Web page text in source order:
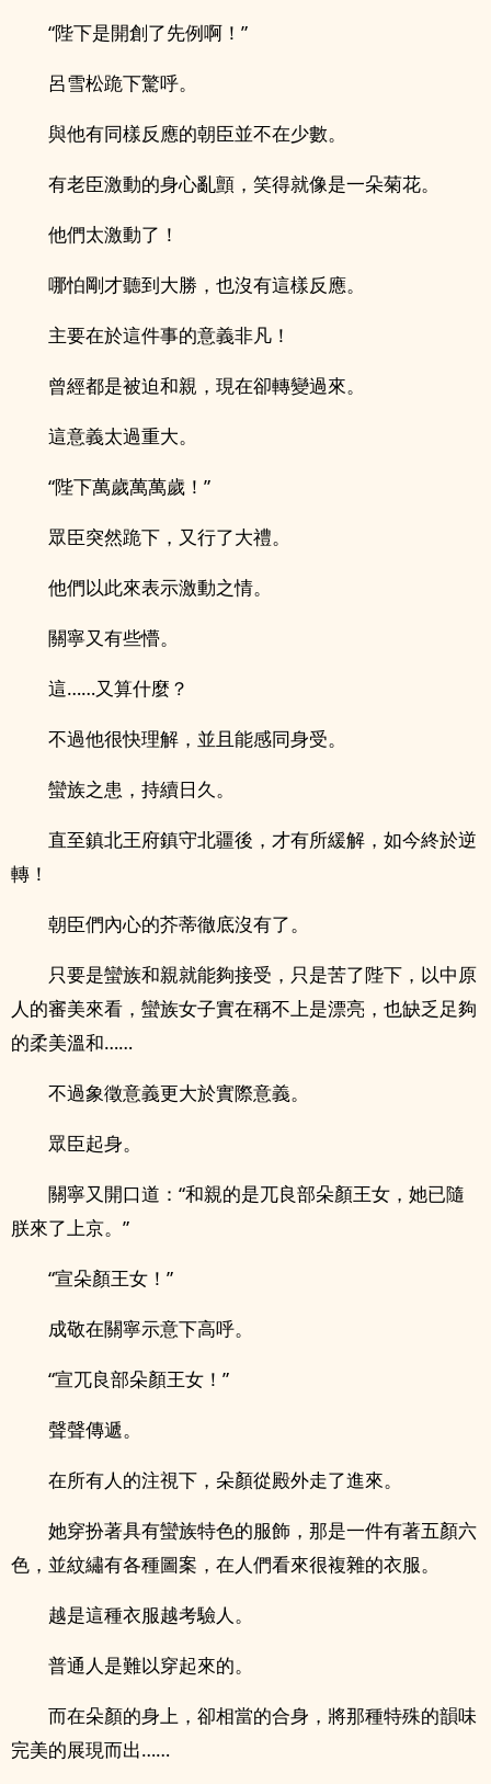
“陛下是開創了先例啊！”
呂雪松跪下驚呼。
與他有同樣反應的朝臣並不在少數。
有老臣激動的身心亂顫，笑得就像是一朵菊花。
他們太激動了！
哪怕剛才聽到大勝，也沒有這樣反應。
主要在於這件事的意義非凡！
曾經都是被迫和親，現在卻轉變過來。
這意義太過重大。
“陛下萬歲萬萬歲！”
眾臣突然跪下，又行了大禮。
他們以此來表示激動之情。
關寧又有些懵。
這……又算什麼？
不過他很快理解，並且能感同身受。
蠻族之患，持續日久。
直至鎮北王府鎮守北疆後，才有所緩解，如今終於逆
轉！
朝臣們內心的芥蒂徹底沒有了。
只要是蠻族和親就能夠接受，只是苦了陛下，以中原
人的審美來看，蠻族女子實在稱不上是漂亮，也缺乏足夠
的柔美溫和……
不過象徵意義更大於實際意義。
眾臣起身。
關寧又開口道：“和親的是兀良部朵顏王女，她已隨
朕來了上京。”
“宣朵顏王女！”
成敬在關寧示意下高呼。
“宣兀良部朵顏王女！”
聲聲傳遞。
在所有人的注視下，朵顏從殿外走了進來。
她穿扮著具有蠻族特色的服飾，那是一件有著五顏六
色，並紋繡有各種圖案，在人們看來很複雜的衣服。
越是這種衣服越考驗人。
普通人是難以穿起來的。
而在朵顏的身上，卻相當的合身，將那種特殊的韻味
完美的展現而出……